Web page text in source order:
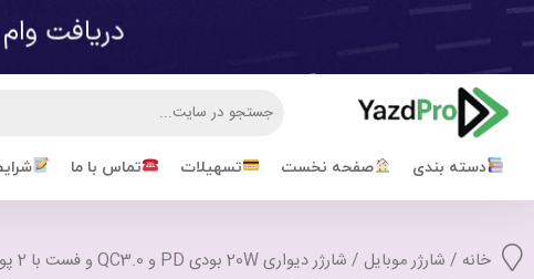
دسته بندی صفحه نخست تسهیلات تماس با ما
خانه / شارژر موبایل / شارژر دیواری 20W بودی PD و QC3.0 و فست با 2 پورت مدل AC339VEW با گارانتی 18 ماهه (6 ماه تعویض)